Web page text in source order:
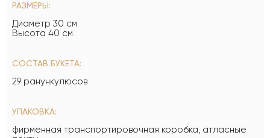
РАЗМЕРЫ:
Диаметр 30 см.
Высота 40 см.
СОСТАВ БУКЕТА:
29 ранункулюсов
УПАКОВКА:
фирменная транспортировочная коробка, атласные